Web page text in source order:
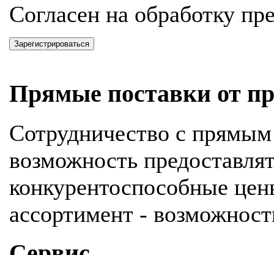
Согласен на обработку
Зарегистрироваться
Прямые поставки от
Сотрудничество с
возможность
конкурентоспособные
ассортимент -